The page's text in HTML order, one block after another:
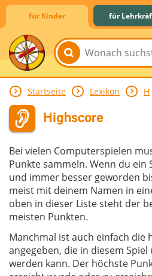
für Kinder für
Lernen & Schule
Hobby & Freizeit
Spiel & Spaß
Mitreden &
Startseite Lexikon H
Highscore
Bei vielen Computerspielen
Punkte sammeln. Wenn du ein
und immer besser geworden
meist mit deinem Namen in
oben in dieser Liste steht der
meisten Punkten.
Manchmal ist auch einfach die
angegeben, die in diesem
werden kann. Der höchste